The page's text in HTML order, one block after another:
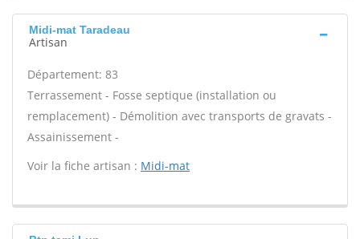
Midi-mat Taradeau
Artisan
Département: 83
Terrassement - Fosse septique (installation ou
remplacement) - Démolition avec transports de gravats -
Assainissement -
Voir la fiche artisan : Midi-mat